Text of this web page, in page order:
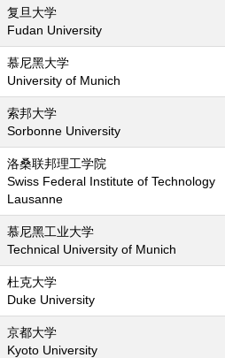
复旦大学
Fudan University
慕尼黑大学
University of Munich
索邦大学
Sorbonne University
洛桑联邦理工学院
Swiss Federal Institute of Technology
Lausanne
慕尼黑工业大学
Technical University of Munich
杜克大学
Duke University
京都大学
Kyoto University